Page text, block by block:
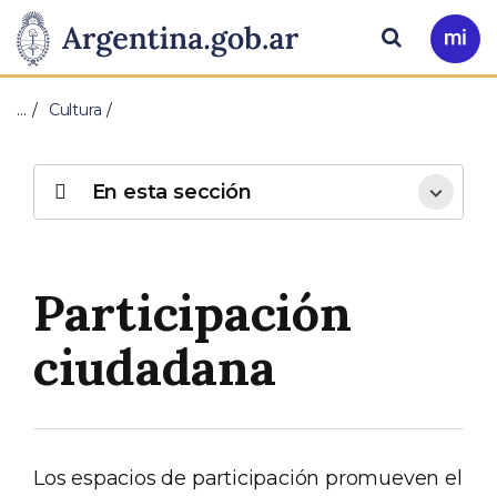
Presidencia
de
Nación
Pasar al contenido principal
Ir
a
Buscar
… Cultura
Participación
ciudadana
Los espacios de participación promueven el
En esta sección